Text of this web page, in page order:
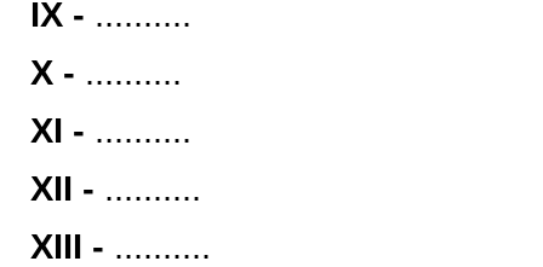
IX - ..........
X - ..........
XI - ..........
XII - ..........
XIII - ..........